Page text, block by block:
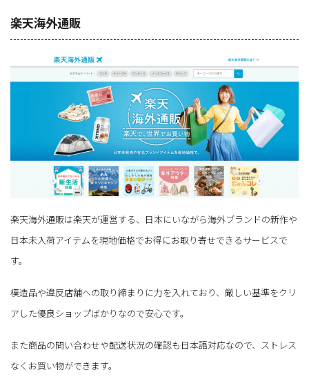
楽天海外通販
楽天海外通販は楽天が運営する、日本にいながら海外ブランドの新作や
日本未入荷アイテムを現地価格でお得にお取り寄せできるサービスで
す。
模造品や違反店舗への取り締まりに力を入れており、厳しい基準をクリ
アした優良ショップばかりなので安心です。
また商品の問い合わせや配送状況の確認も日本語対応なので、ストレス
なくお買い物ができます。